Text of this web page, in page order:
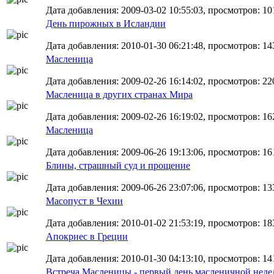
Дата добавления: 2009-03-02 10:55:03, просмотров:
День пирожных в Исландии
Дата добавления: 2010-01-30 06:21:48, просмотров:
Масленица
Дата добавления: 2009-02-26 16:14:02, просмотров:
Масленица в других странах Мира
Дата добавления: 2009-02-26 16:19:02, просмотров:
Масленица
Дата добавления: 2009-06-26 19:13:06, просмотров:
Блины, страшный суд и прощение
Дата добавления: 2009-06-26 23:07:06, просмотров:
Масопуст в Чехии
Дата добавления: 2010-01-02 21:53:19, просмотров:
Апокриес в Греции
Дата добавления: 2010-01-30 04:13:10, просмотров:
Встреча Масленицы - первый день масленичной